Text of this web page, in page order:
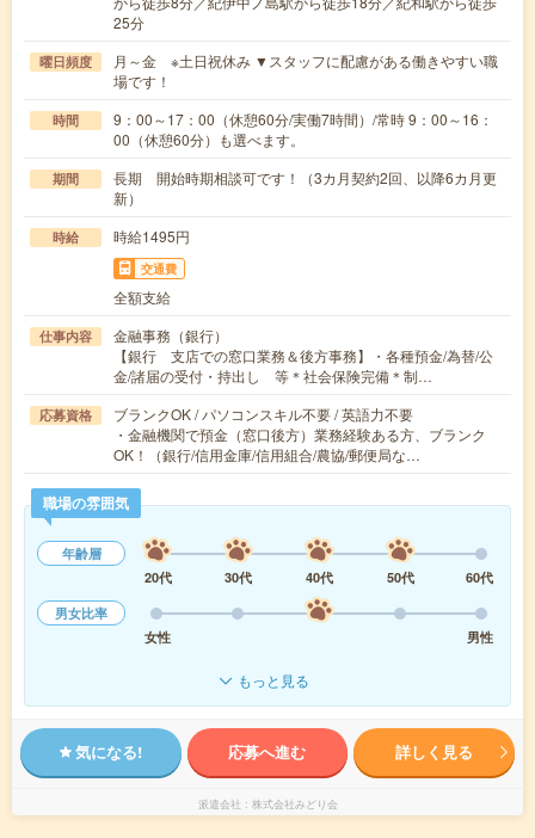
25分
曜日頻度
月～金 ※土日祝休み ▼スタッフに配慮がある働きやすい職
場です！
時間
9：00～17：00（休憩60分/実働7時間）/常時 9：00～16：
00（休憩60分）も選べます。
期間
長期 開始時期相談可です！（3カ月契約2回、以降6カ月更
新）
時給 時給1495円
交通費
全額支給
仕事内容
金融事務（銀行）
【銀行 支店での窓口業務＆後方事務】・各種預金/為替/公
金/諸届の受付・持出し 等＊社会保険完備＊制…
応募資格
ブランクOK / パソコンスキル不要 / 英語力不要
・金融機関で預金（窓口後方）業務経験ある方、ブランク
OK！（銀行/信用金庫/信用組合/農協/郵便局な…
職場の雰囲気
年齢層
20代
30代 40代 50代
60代
男女比率
女性
男性
もっと見る
気になる! 応募へ進む 詳しく見る
派遣会社 株式会社みどり会